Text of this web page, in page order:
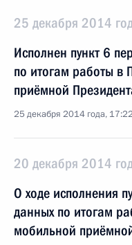
25 декабря 2014
Исполнен пункт 6
по итогам работы в
приёмной
25 декабря 2014 года, 17:22
20 декабря 2014
О ходе исполнения
данных по итогам
мобильной